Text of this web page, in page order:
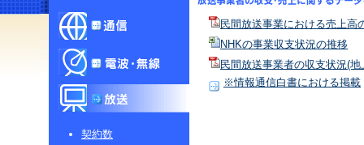
契約数
民間放送事業における売上高
NHKの事業収支状況の推移
民間放送事業者の収支状況(
※情報通信白書における掲載